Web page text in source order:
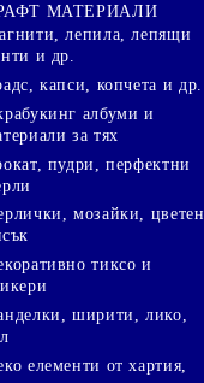
МАТЕРИАЛИ
лепила, лепящи
и др.
капси, копчета и др.
албуми и
за тях
пудри, перфектни
мозайки, цветен
тиксо и
ширити, лико,
елементи от хартия,